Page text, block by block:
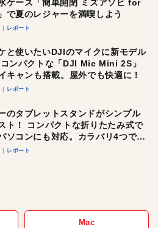
ケース「簡単開閉 ミズアソビ for
で夏のレジャーを満喫しよう
レポート
と使いたいDJIのマイクに新モデル
ンパクトな「DJI Mic Mini 2S」
キャンも搭載。屋外でも快適に！
レポート
のタブレットスタンドがシンプル
ト！ コンパクトな折りたたみ式で
ソコンにも対応。カラバリ4つで選
さも
レポート
Mac